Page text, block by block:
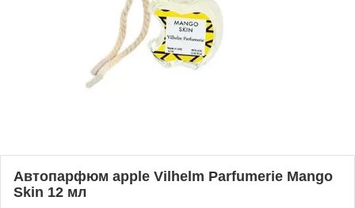
Автопарфюм apple Vilhelm Parfumerie Mango
Skin 12 мл